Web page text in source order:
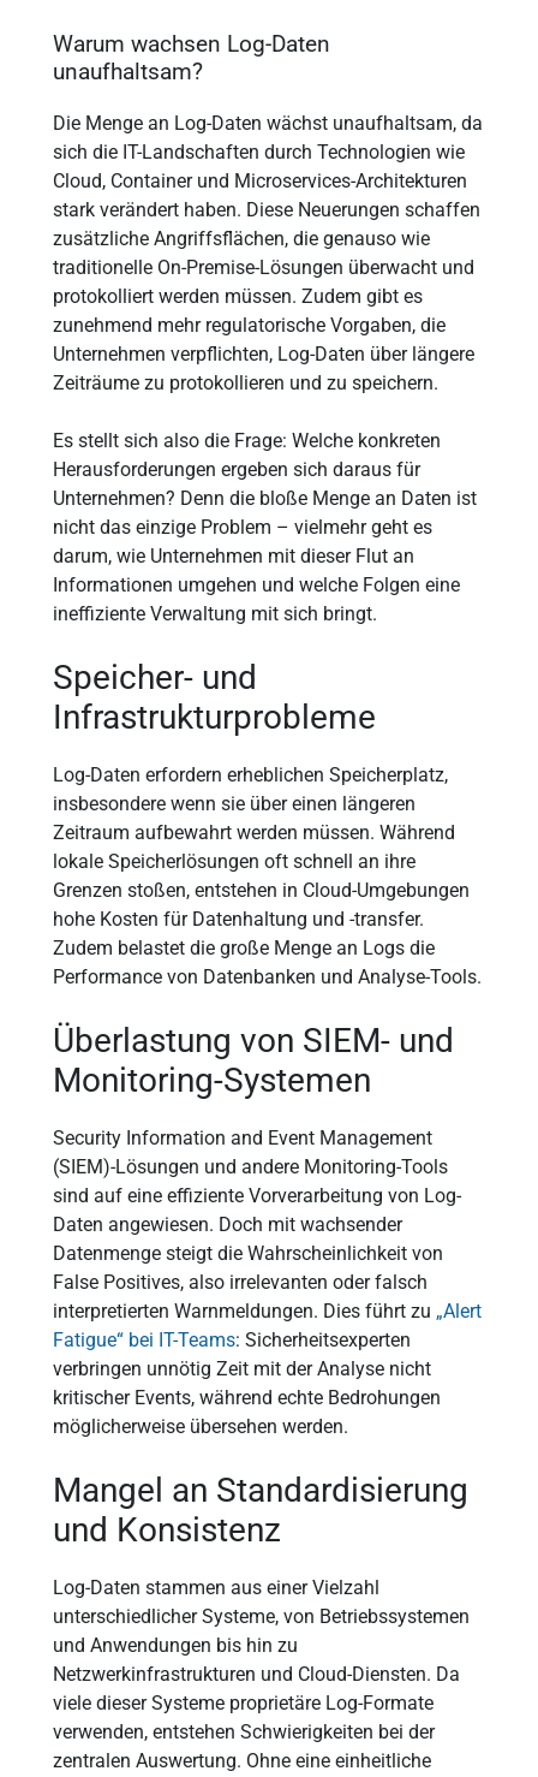
Warum wachsen Log-Daten
unaufhaltsam?
Die Menge an Log-Daten wächst unaufhaltsam, da
sich die IT-Landschaften durch Technologien wie
Cloud, Container und Microservices-Architekturen
stark verändert haben. Diese Neuerungen schaffen
zusätzliche Angriffsflächen, die genauso wie
traditionelle On-Premise-Lösungen überwacht und
protokolliert werden müssen. Zudem gibt es
zunehmend mehr regulatorische Vorgaben, die
Unternehmen verpflichten, Log-Daten über längere
Zeiträume zu protokollieren und zu speichern.
Es stellt sich also die Frage: Welche konkreten
Herausforderungen ergeben sich daraus für
Unternehmen? Denn die bloße Menge an Daten ist
nicht das einzige Problem – vielmehr geht es
darum, wie Unternehmen mit dieser Flut an
Informationen umgehen und welche Folgen eine
ineffiziente Verwaltung mit sich bringt.
Speicher- und
Infrastrukturprobleme
Log-Daten erfordern erheblichen Speicherplatz,
insbesondere wenn sie über einen längeren
Zeitraum aufbewahrt werden müssen. Während
lokale Speicherlösungen oft schnell an ihre
Grenzen stoßen, entstehen in Cloud-Umgebungen
hohe Kosten für Datenhaltung und -transfer.
Zudem belastet die große Menge an Logs die
Performance von Datenbanken und Analyse-Tools.
Überlastung von SIEM- und
Monitoring-Systemen
Security Information and Event Management
(SIEM)-Lösungen und andere Monitoring-Tools
sind auf eine effiziente Vorverarbeitung von Log-
Daten angewiesen. Doch mit wachsender
Datenmenge steigt die Wahrscheinlichkeit von
False Positives, also irrelevanten oder falsch
interpretierten Warnmeldungen. Dies führt zu „Alert
Fatigue“ bei IT-Teams: Sicherheitsexperten
verbringen unnötig Zeit mit der Analyse nicht
kritischer Events, während echte Bedrohungen
möglicherweise übersehen werden.
Mangel an Standardisierung
und Konsistenz
Log-Daten stammen aus einer Vielzahl
unterschiedlicher Systeme, von Betriebssystemen
und Anwendungen bis hin zu
Netzwerkinfrastrukturen und Cloud-Diensten. Da
viele dieser Systeme proprietäre Log-Formate
verwenden, entstehen Schwierigkeiten bei der
zentralen Auswertung. Ohne eine einheitliche